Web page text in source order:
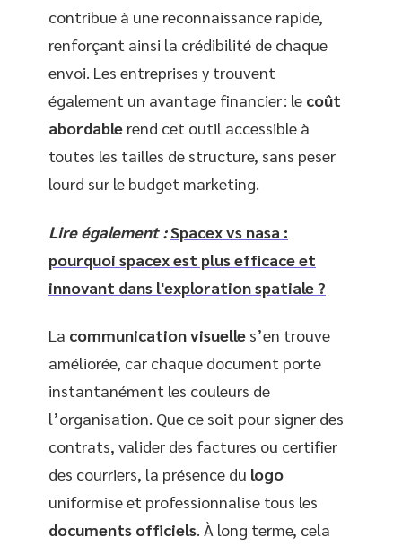
contribue à une reconnaissance rapide,
renforçant ainsi la crédibilité de chaque
envoi. Les entreprises y trouvent
également un avantage financier : le coût
abordable rend cet outil accessible à
toutes les tailles de structure, sans peser
lourd sur le budget marketing.
Lire également : Spacex vs nasa :
pourquoi spacex est plus efficace et
innovant dans l'exploration spatiale ?
La communication visuelle s’en trouve
améliorée, car chaque document porte
instantanément les couleurs de
l’organisation. Que ce soit pour signer des
contrats, valider des factures ou certifier
des courriers, la présence du logo
uniformise et professionnalise tous les
documents officiels. À long terme, cela